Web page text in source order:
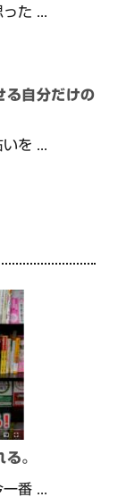
た ...
る自分だけの
を ...
。
番 ...